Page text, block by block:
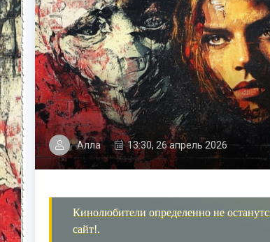
Алла 13:30, 26 апрель 2026
Кинолюбители определенно не
сайт!.